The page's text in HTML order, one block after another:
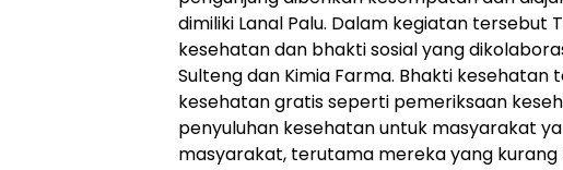
dimiliki Lanal Palu. Dalam kegiatan tersebut
kesehatan dan bhakti sosial yang
Sulteng dan Kimia Farma. Bhakti
kesehatan gratis seperti pemeriksaan
penyuluhan kesehatan untuk masyarakat
masyarakat, terutama mereka yang